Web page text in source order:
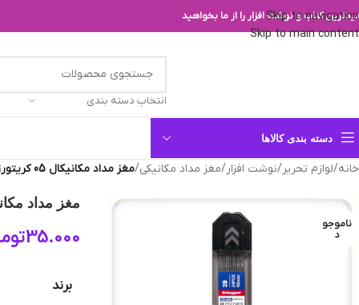
Skip to navigation
Skip to main content
کتاب و نوشت افزار را از ما بخواهید
انتخاب دسته بندی
دسته بندی کالاها
خانه/لوازم تحریر/نوشت افزار/مغز مداد مکانیکی/مغز مداد مکانیکال 05 کریتورز کلاس (سی کلاس)
ناموجو
د
مغز مداد مکانیکال 05 کریتورز
35.000
برند